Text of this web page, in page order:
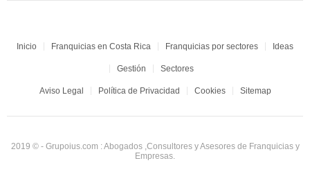
Inicio Franquicias en Costa Rica Franquicias por sectores Ideas
Gestión Sectores
Aviso Legal Política de Privacidad Cookies Sitemap
2019 © - Grupoius.com : Abogados ,Consultores y Asesores de Franquicias y
Empresas.